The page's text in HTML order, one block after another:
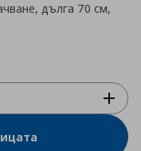
дълга 70 см,